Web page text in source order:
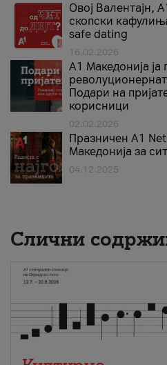
Овој Валентајн,
скопски
safe dating
16.02.2026
А1 Македонија ја
Подари на
корисници
02.02.2026
Празничен A1
Македонија за
04.12.2025
Слични